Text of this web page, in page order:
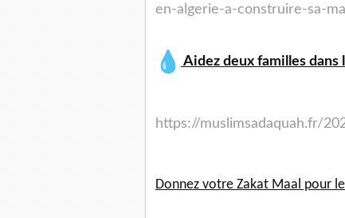
en-algerie-a-construire-sa-
Aidez deux familles dans
https://muslimsadaquah.fr/
Donnez votre Zakat Maal pour